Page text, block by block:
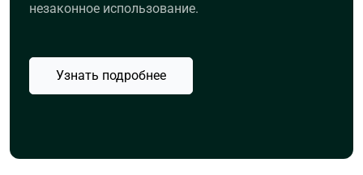
незаконное использование.
Узнать подробнее